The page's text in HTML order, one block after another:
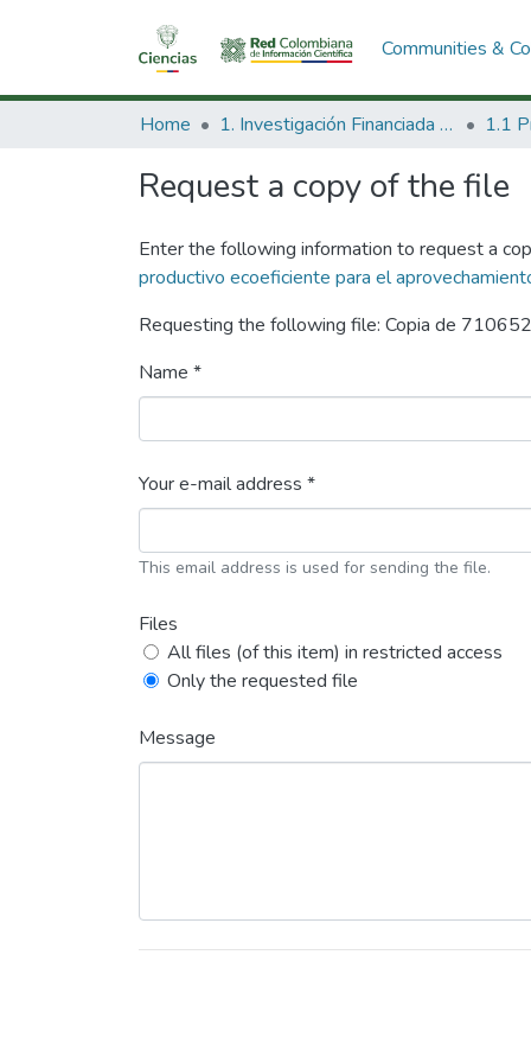
Communities &
Home 1. Investigación Financiada con Recursos Públicos
Request a copy of the file
Enter the following information to request a
productivo ecoeficiente para el
Requesting the following file: Copia de
Name *
Your e-mail address *
This email address is used for sending the file.
Files
All files (of this item) in restricted access
Only the requested file
Message